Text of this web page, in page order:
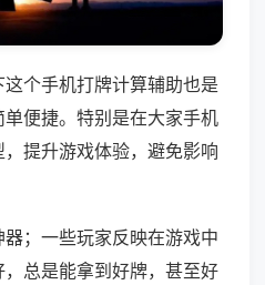
个手机打牌计算辅助也是
便捷。特别是在大家手机
提升游戏体验，避免影响
；一些玩家反映在游戏中
总是能拿到好牌，甚至好